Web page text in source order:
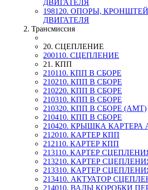
ДВИГАТЕЛЯ
198120. ОПОРЫ,
ДВИГАТЕЛЯ
2. Трансмиссия
20. СЦЕПЛЕНИЕ
200110. СЦЕПЛЕНИЕ
21. КПП
210110. КПП В СБОРЕ
210210. КПП В СБОРЕ
210220. КПП В СБОРЕ
210310. КПП В СБОРЕ
210320. КПП В СБОРЕ (AMT)
210410. КПП В СБОРЕ
210420. КРЫШКА КАРТЕРА
212010. КАРТЕР КПП
212110. КАРТЕР КПП
213110. КАРТЕР
213210. КАРТЕР
213310. КАРТЕР
213410. АКТУАТОР
214010. ВАЛЫ КОРОБКИ